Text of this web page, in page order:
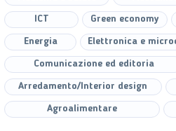
ICT Green economy
Energia Elettronica e
Comunicazione ed editoria
Arredamento/Interior design
Agroalimentare